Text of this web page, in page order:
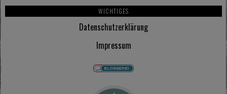
WICHTIGES
Datenschutzerklärung
Impressum